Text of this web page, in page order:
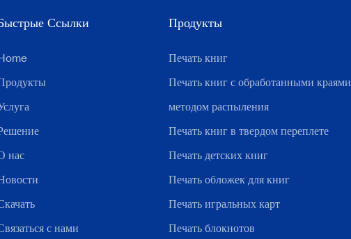
Ссылки
нас
с нами
Продукты
Печать книг
Печать книг с обработанными краями
методом распыления
Печать книг в твердом переплете
Печать детских книг
Печать обложек для книг
Печать игральных карт
Печать блокнотов